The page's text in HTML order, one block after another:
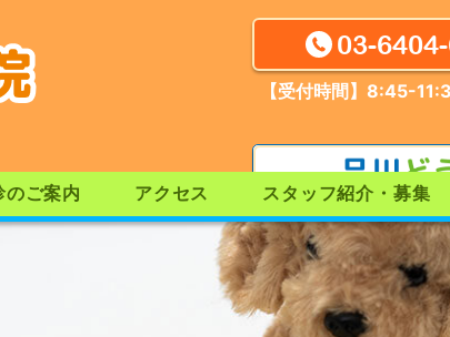
03-
【受付時間】8:45-
のご案内 アクセス スタッフ紹介・募集